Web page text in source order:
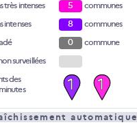
très intenses 5
communes
intenses
8
communes
0
commune
surveillées
des
1 1
automatique